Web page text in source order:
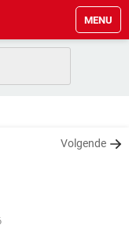
MENU
Volgende